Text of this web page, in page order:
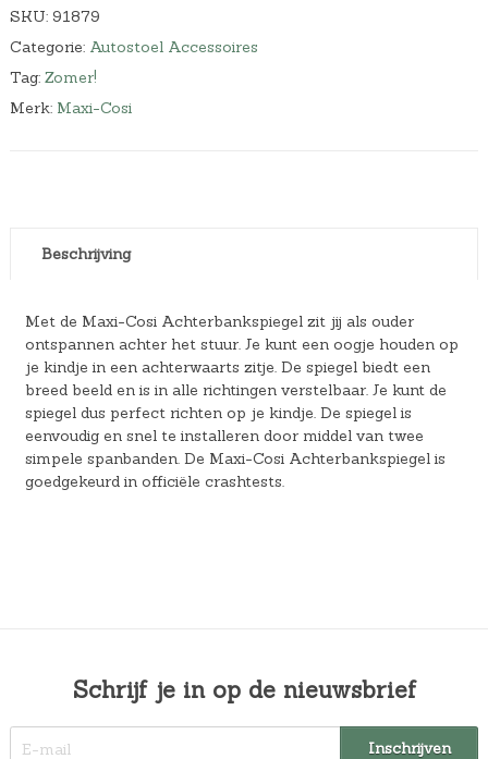
SKU: 91879
Categorie: Autostoel Accessoires
Tag: Zomer!
Merk: Maxi-Cosi
Beschrijving
Met de Maxi-Cosi Achterbankspiegel zit jij als ouder
ontspannen achter het stuur. Je kunt een oogje houden op
je kindje in een achterwaarts zitje. De spiegel biedt een
breed beeld en is in alle richtingen verstelbaar. Je kunt de
spiegel dus perfect richten op je kindje. De spiegel is
eenvoudig en snel te installeren door middel van twee
simpele spanbanden. De Maxi-Cosi Achterbankspiegel is
goedgekeurd in officiële crashtests.
Schrijf je in op de nieuwsbrief